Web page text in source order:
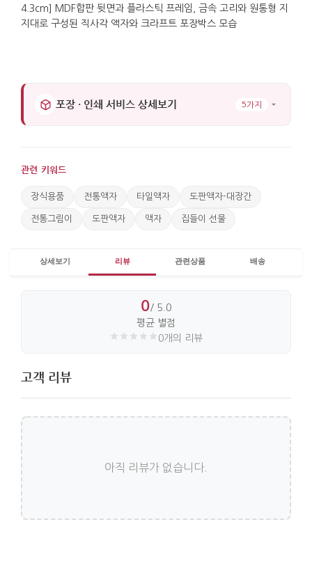
소개하기에 무리가 적습니다. 책장이나 책상 옆, 선반
위에 세워 두면 정돈된 포인트가 되며, 전시나 교육
포장 · 인쇄 서비스 상세보기 5가지
관련 키워드
장식용품 전통액자 타일액자 도판액자-대장간
전통그림이 도판액자 액자 집들이 선물
상세보기 리뷰 관련상품 배송
0/ 5.0
평균 별점
0개의 리뷰
고객 리뷰
아직 리뷰가 없습니다.